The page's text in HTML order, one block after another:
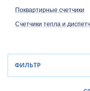
Поквартирные счетчики
Счетчики тепла и
ФИЛЬТР